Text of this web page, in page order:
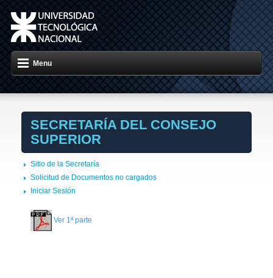
Menu
SECRETARÍA DEL CONSEJO
SUPERIOR
Sitio de la Secretaría
Solicitud de Documentos no cargados
Iniciar Sesión
Ver 1ª parte